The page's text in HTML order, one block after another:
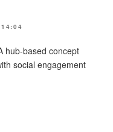
hub-based concept
social engagement